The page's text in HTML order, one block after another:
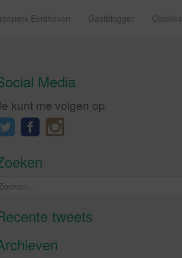
Eindhoven Gastblogger Cookies
Media
kunt me volgen op
tweets
Klik om marketing cookies te